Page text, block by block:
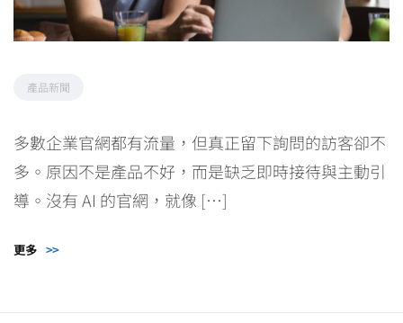
產品新聞
多數企業官網都有流量，但真正留下詢問的訪客卻不
多。原因不是產品不好，而是缺乏即時接待與主動引
導。沒有 AI 的官網，就像 […]
更多 >>